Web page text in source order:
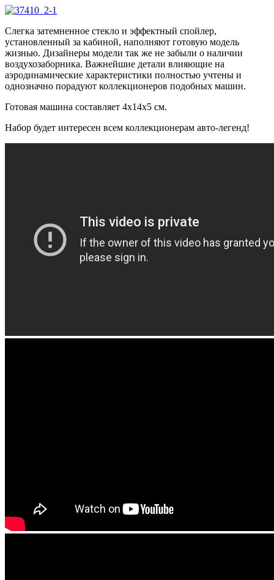
Слегка затемненное стекло и эффектный спойлер,
установленный за кабиной, наполняют готовую модель
жизнью. Дизайнеры модели так же не забыли о наличии
воздухозаборника. Важнейшие детали влияющие на
аэродинамические характеристики полностью учтены и
однозначно порадуют коллекционеров подобных машин.
Готовая машина составляет 4х14х5 см.
Набор будет интересен всем коллекционерам авто-легенд!